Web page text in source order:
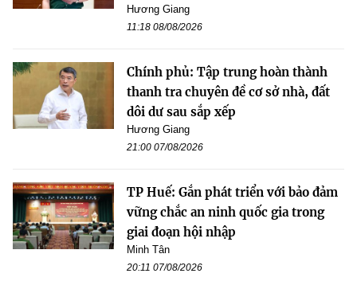
Hương Giang
11:18 08/08/2026
Chính phủ: Tập trung hoàn thành
thanh tra chuyên đề cơ sở nhà, đất
dôi dư sau sắp xếp
Hương Giang
21:00 07/08/2026
TP Huế: Gắn phát triển với bảo đảm
vững chắc an ninh quốc gia trong
giai đoạn hội nhập
Minh Tân
20:11 07/08/2026